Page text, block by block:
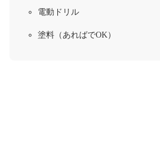
電動ドリル
塗料（あればでOK）